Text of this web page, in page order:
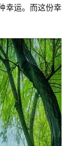
幸运。而这份幸